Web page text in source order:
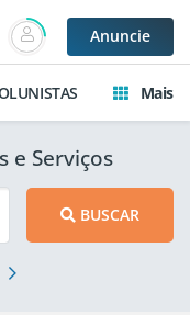
Anuncie
Mais
e Serviços
BUSCAR